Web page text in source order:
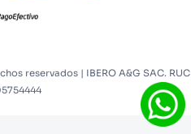
reservados | IBERO A&G SAC. RUC